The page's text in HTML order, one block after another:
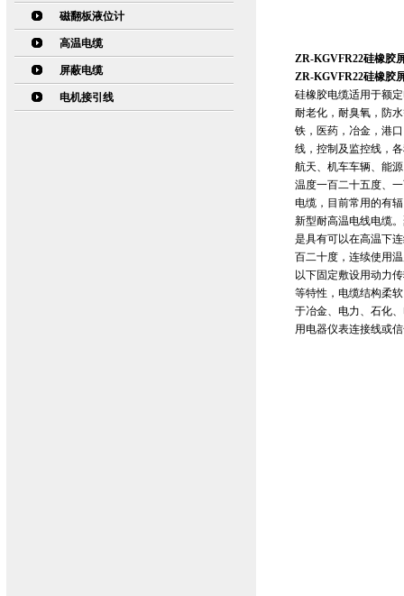
磁翻板液位计
高温电缆
屏蔽电缆
电机接引线
ZR-KGVFR22硅橡胶
ZR-KGVFR22硅橡胶
硅橡胶电缆适用于额
耐老化，耐臭氧，防
铁，医药，冶金，港
线，控制及监控线，
航天、机车车辆、能
温度一百二十五度、
电缆，目前常用的有
新型耐高温电线电缆
是具有可以在高温下
百二十度，连续使用
以下固定敷设用动力
等特性，电缆结构柔
于冶金、电力、石化
用电器仪表连接线或